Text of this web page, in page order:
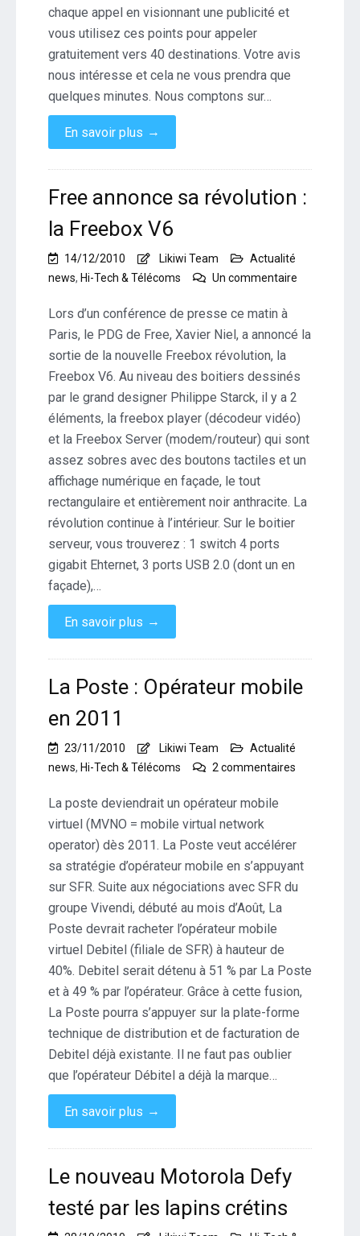
chaque appel en visionnant une publicité et
vous utilisez ces points pour appeler
gratuitement vers 40 destinations. Votre avis
nous intéresse et cela ne vous prendra que
quelques minutes. Nous comptons sur…
En savoir plus →
Free annonce sa révolution :
la Freebox V6
14/12/2010 Likiwi Team
Actualité
news, Hi-Tech & Télécoms Un commentaire
révolution
la
V6
Lors d’un conférence de presse ce matin à
Paris, le PDG de Free, Xavier Niel, a annoncé la
sortie de la nouvelle Freebox révolution, la
Freebox V6. Au niveau des boitiers dessinés
par le grand designer Philippe Starck, il y a 2
éléments, la freebox player (décodeur vidéo)
et la Freebox Server (modem/routeur) qui sont
assez sobres avec des boutons tactiles et un
affichage numérique en façade, le tout
rectangulaire et entièrement noir anthracite. La
révolution continue à l’intérieur. Sur le boitier
serveur, vous trouverez : 1 switch 4 ports
gigabit Ehternet, 3 ports USB 2.0 (dont un en
façade),…
En savoir plus →
La Poste : Opérateur mobile
en 2011
23/11/2010 Likiwi Team
Actualité
news, Hi-Tech & Télécoms 2 commentaires
en
2011
La poste deviendrait un opérateur mobile
virtuel (MVNO = mobile virtual network
operator) dès 2011. La Poste veut accélérer
sa stratégie d’opérateur mobile en s’appuyant
sur SFR. Suite aux négociations avec SFR du
groupe Vivendi, débuté au mois d’Août, La
Poste devrait racheter l’opérateur mobile
virtuel Debitel (filiale de SFR) à hauteur de
40%. Debitel serait détenu à 51 % par La Poste
et à 49 % par l’opérateur. Grâce à cette fusion,
La Poste pourra s’appuyer sur la plate-forme
technique de distribution et de facturation de
Debitel déjà existante. Il ne faut pas oublier
que l’opérateur Débitel a déjà la marque…
En savoir plus →
Le nouveau Motorola Defy
testé par les lapins crétins